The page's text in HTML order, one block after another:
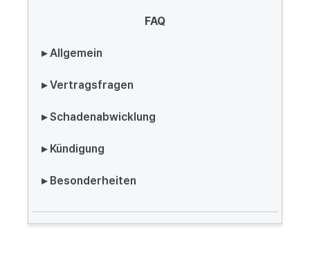
FAQ
▸ Allgemein
▸ Vertragsfragen
▸ Schadenabwicklung
▸ Kündigung
▸ Besonderheiten